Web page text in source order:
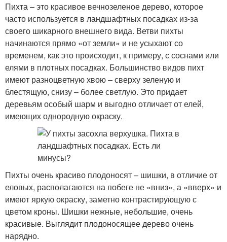
Пихта – это красивое вечнозеленое дерево, которое
часто используется в ландшафтных посадках из-за
своего шикарного внешнего вида. Ветви пихты
начинаются прямо «от земли» и не усыхают со
временем, как это происходит, к примеру, с соснами или
елями в плотных посадках. Большинство видов пихт
имеют разноцветную хвою – сверху зеленую и
блестящую, снизу – более светлую. Это придает
деревьям особый шарм и выгодно отличает от елей,
имеющих однородную окраску.
Пихты очень красиво плодоносят – шишки, в отличие от
еловых, располагаются на побеге не «вниз», а «вверх» и
имеют яркую окраску, заметно контрастирующую с
цветом кроны. Шишки нежные, небольшие, очень
красивые. Выглядит плодоносящее дерево очень
нарядно.